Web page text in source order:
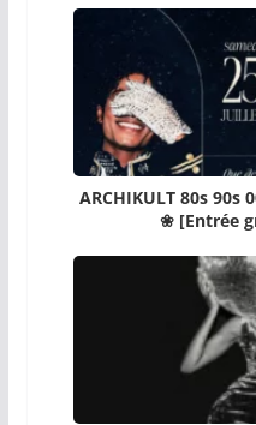
ARCHIKULT 80s 90s
❀ [Entrée